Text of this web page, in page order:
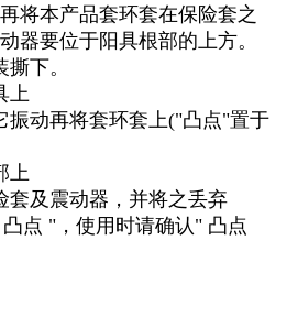
将本产品套环套在保险套之
器要位于阳具根部的上方。
下。
上
振动再将套环套上("凸点"置于
上
套及震动器，并将之丢弃
点 "，使用时请确认" 凸点